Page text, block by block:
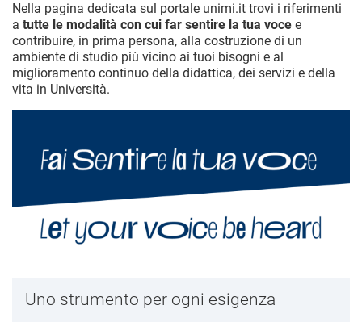
Nella pagina dedicata sul portale unimi.it trovi i riferimenti
a tutte le modalità con cui far sentire la tua voce e
contribuire, in prima persona, alla costruzione di un
ambiente di studio più vicino ai tuoi bisogni e al
miglioramento continuo della didattica, dei servizi e della
vita in Università.
Uno strumento per ogni esigenza